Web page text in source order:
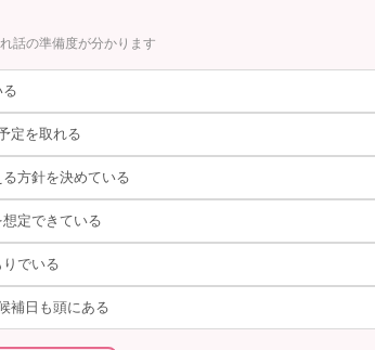
話の準備度が分かります
定を取れる
方針を決めている
定できている
でいる
補日も頭にある